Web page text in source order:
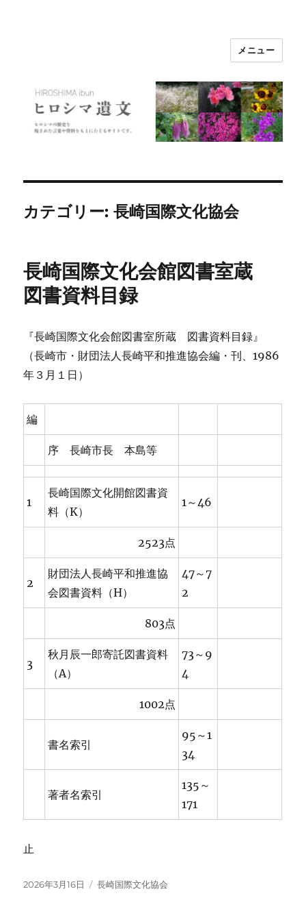
メニュー
カテゴリー:長崎国際文化協会
長崎国際文化会館図書室蔵
図書資料目録
『長崎国際文化会館図書室所蔵 図書資料目録』
（長崎市・財団法人長崎平和推進協会編・刊、1986
年３月１日）
編
序 長崎市長 本島等
1
長崎国際文化開館図書資
料（K）
1～46
2523点
2
財団法人長崎平和推進協
会図書資料（H）
47～7
2
803点
3
秋月辰一郎寄託図書資料
（A）
73～9
4
1002点
書名索引
95～1
34
著者名索引
135～
171
止
投
2026年3月16日
カ
長崎国際文化協会